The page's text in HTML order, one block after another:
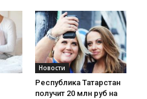
Новости
Республика Татарстан
получит 20 млн руб на